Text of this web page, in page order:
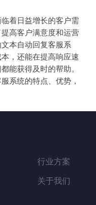
着日益增长的客户需
高客户满意度和运营
本自动回复客服系
，还能在提高响应速
能获得及时的帮助。
系统的特点、优势，
行业方案
关于我们